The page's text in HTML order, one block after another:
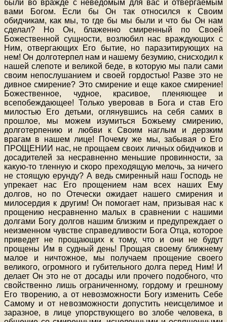
были во вражде с неведомым для вас и отвергаемым
вами Богом. Если бы Он так относился к Своим
обидчикам, как мы, то где бы мы были и что бы Он нам
сделал? Но Он, блаженно смиренный по Своей
Божественной сущности, возлюбил нас враждующих с
Ним, отвергающих Его бытие, но паразитирующих на
нем! Он долготерпел нам и нашему безумию, снисходил к
нашей слепоте и великой беде, в которую мы пали сами
своим непослушанием и своей гордостью! Разве это не
дивное смирение? Это смирение и еще какое смирение!
Божественное, чудное, красивое, пленяющее и
всепобеждающее! Только уверовав в Бога и став Его
милостью Его детьми, оглянувшись на себя самих в
прошлое, мы можем изумиться Божьему смирению,
долготерпению и любви к Своим наглым и дерзким
врагам в нашем лице! Почему же мы, забывая о Его
ПРОЩЕНИИ нас, не прощаем своих личных обидчиков и
досадителей за несравненно меньшие провинности, за
какую-то тленную и скоро преходящую мелочь, за ничего
не стоящую ерунду? А ведь смиренный наш Господь не
упрекает нас Его прощением нам всех наших Ему
долгов, но по Отечески ожидает нашего смирения и
милосердия к другим! Он помогает нам, призывая нас к
прощению несравненно малых в сравнении с нашими
долгами Богу долгов нашим близким и предупреждает о
неизменном чувстве справедливости Бога Отца, которое
приведет не прощающих к тому, что и они не будут
прощены Им в судный день! Прощая своему ближнему
малое и ничтожное, мы получаем прощение своего
великого, огромного и губительного долга перед Ним! И
делает Он это не от досады или прочего подобного, что
свойственно лишь ограниченному, гордому и грешному
Его творению, а от невозможности Богу изменить Себе
Самому и от невозможности допустить неисцелимое и
заразное, в лице упорствующего во злобе человека, в